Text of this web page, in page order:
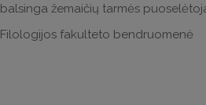
balsinga žemaičių tarmės
Filologijos fakulteto bendruomenė